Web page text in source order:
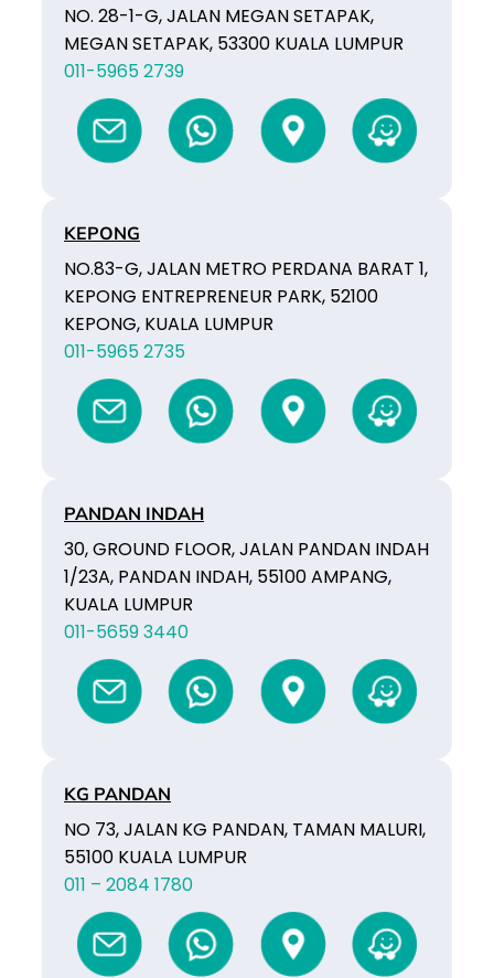
NO. 28-1-G, JALAN MEGAN SETAPAK,
MEGAN SETAPAK, 53300 KUALA LUMPUR
011-5965 2739
KEPONG
NO.83-G, JALAN METRO PERDANA BARAT 1,
KEPONG ENTREPRENEUR PARK, 52100
KEPONG, KUALA LUMPUR
011-5965 2735
PANDAN INDAH
30, GROUND FLOOR, JALAN PANDAN INDAH
1/23A, PANDAN INDAH, 55100 AMPANG,
KUALA LUMPUR
011-5659 3440
KG PANDAN
NO 73, JALAN KG PANDAN, TAMAN MALURI,
55100 KUALA LUMPUR
011 – 2084 1780